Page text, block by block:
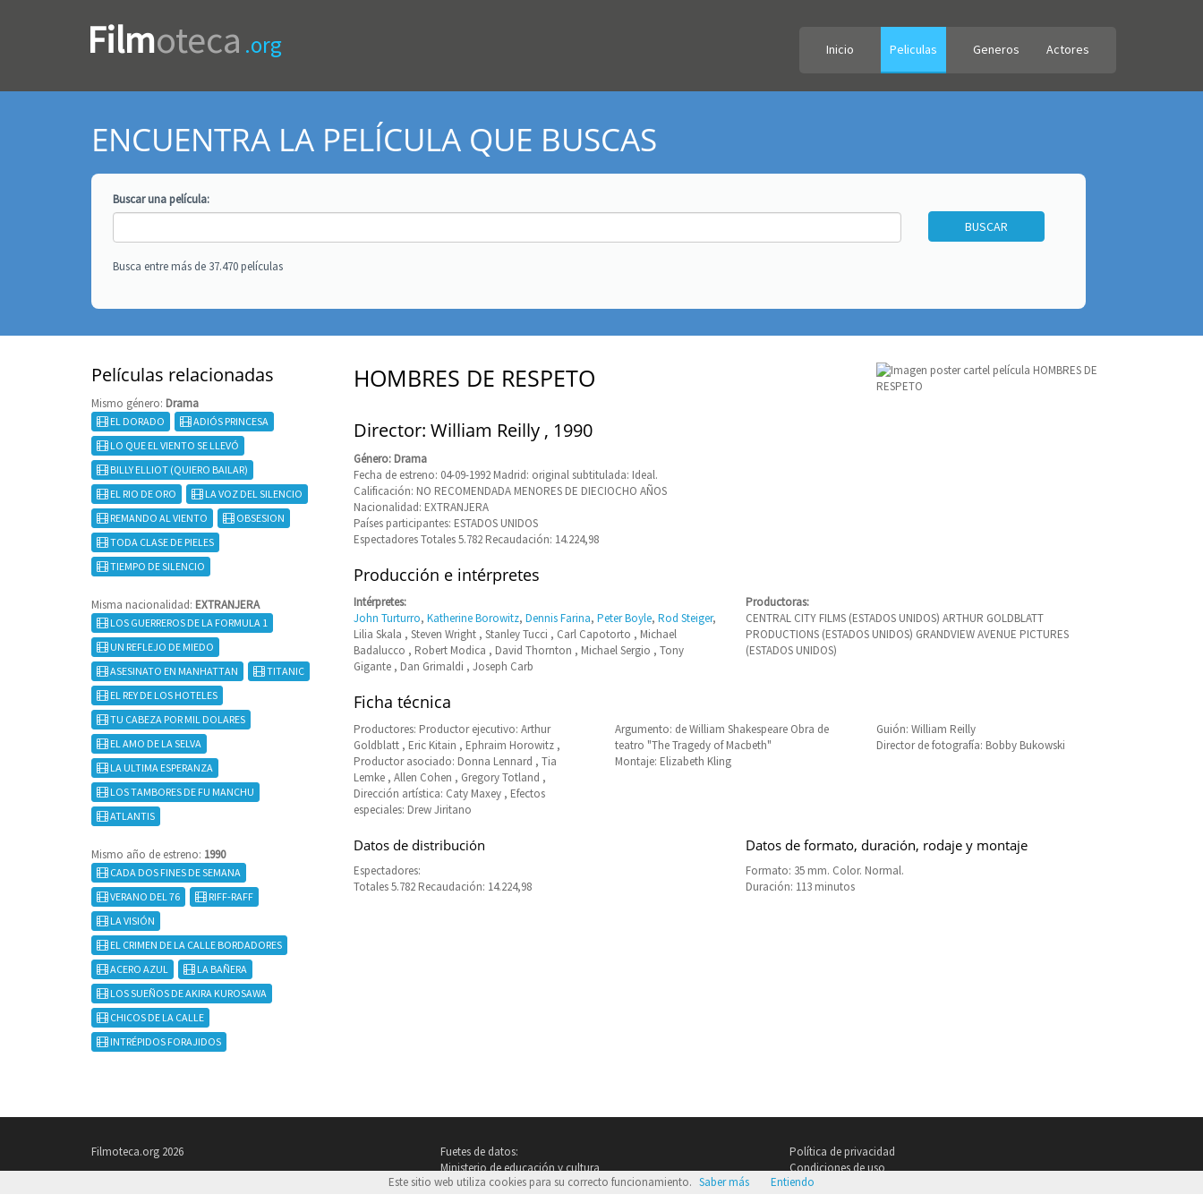
Filmoteca .org Inicio Peliculas Generos Actores
ENCUENTRA LA PELÍCULA QUE BUSCAS
Buscar unapelícula:
Busca entre más de 37.470 películas
Películas relacionadas
Mismo género: Drama
EL DORADO
ADIÓS PRINCESA
LO QUE EL VIENTO SE LLEVÓ
BILLY ELLIOT (QUIERO BAILAR)
EL RIO DE ORO
LA VOZ DEL SILENCIO
REMANDO AL VIENTO
OBSESION
TODA CLASE DE PIELES
TIEMPO DE SILENCIO
Misma nacionalidad: EXTRANJERA
LOS GUERREROS DE LA FORMULA 1
UN REFLEJO DE MIEDO
ASESINATO EN MANHATTAN
TITANIC
EL REY DE LOS HOTELES
TU CABEZA POR MIL DOLARES
EL AMO DE LA SELVA
LA ULTIMA ESPERANZA
LOS TAMBORES DE FU MANCHU
ATLANTIS
Mismo año de estreno: 1990
CADA DOS FINES DE SEMANA
VERANO DEL 76
RIFF-RAFF
LA VISIÓN
EL CRIMEN DE LA CALLE BORDADORES
ACERO AZUL
LA BAÑERA
LOS SUEÑOS DE AKIRA KUROSAWA
CHICOS DE LA CALLE
INTRÉPIDOS FORAJIDOS
HOMBRES DE RESPETO
Director: William Reilly , 1990
Género: Drama
Fecha de estreno: 04-09-1992 Madrid: original subtitulada: Ideal.
Calificación: NO RECOMENDADA MENORES DE DIECIOCHO AÑOS
Nacionalidad: EXTRANJERA
Países participantes: ESTADOS UNIDOS
Espectadores Totales 5.782 Recaudación: 14.224,98
Producción e intérpretes
Intérpretes:
John Turturro, Katherine Borowitz, Dennis Farina, Peter Boyle, Rod Steiger,
Lilia Skala , Steven Wright , Stanley Tucci , Carl Capotorto , Michael
Badalucco , Robert Modica , David Thornton , Michael Sergio , Tony
Gigante , Dan Grimaldi , Joseph Carb
Productoras:
CENTRAL CITY FILMS (ESTADOS UNIDOS) ARTHUR GOLDBLATT
PRODUCTIONS (ESTADOS UNIDOS) GRANDVIEW AVENUE PICTURES
(ESTADOS UNIDOS)
Ficha técnica
Productores: Productor ejecutivo: Arthur
Goldblatt , Eric Kitain , Ephraim Horowitz ,
Productor asociado: Donna Lennard , Tia
Lemke , Allen Cohen , Gregory Totland ,
Dirección artística: Caty Maxey , Efectos
especiales: Drew Jiritano
Argumento: de William Shakespeare Obra de
teatro "The Tragedy of Macbeth"
Guión: William Reilly
Director de fotografía: Bobby Bukowski
Montaje: Elizabeth Kling
Datos de distribución
Espectadores:
Totales 5.782 Recaudación: 14.224,98
Datos de formato, duración, rodaje y montaje
Formato: 35 mm. Color. Normal.
Duración: 113 minutos
Filmoteca.org 2026
Fuetes de datos:
Ministerio de educación y cultura
Imdb.com
Política de privacidad
Condiciones de uso
Este sitio web utiliza cookies para su correcto funcionamiento. Saber más Entiendo